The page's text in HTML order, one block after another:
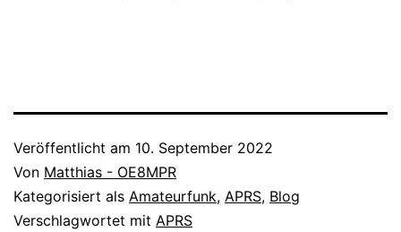
Veröffentlicht am 10. September 2022
Von Matthias - OE8MPR
Kategorisiert als Amateurfunk, APRS, Blog
Verschlagwortet mit APRS